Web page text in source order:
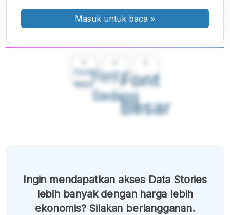
Font
Kecil
Font
Sedang
Font
Besar
Masuk untuk baca »
Ingin mendapatkan akses Data Stories
lebih banyak dengan harga lebih
ekonomis? Silakan berlangganan.